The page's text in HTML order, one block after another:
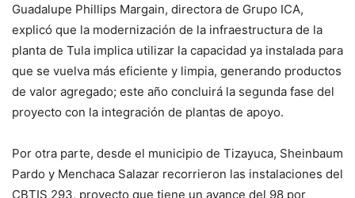
Guadalupe Phillips Margain, directora de Grupo ICA,
explicó que la modernización de la infraestructura de la
planta de Tula implica utilizar la capacidad ya instalada para
que se vuelva más eficiente y limpia, generando productos
de valor agregado; este año concluirá la segunda fase del
proyecto con la integración de plantas de apoyo.
Por otra parte, desde el municipio de Tizayuca, Sheinbaum
Pardo y Menchaca Salazar recorrieron las instalaciones del
CBTIS 293, proyecto que tiene un avance del 98 por